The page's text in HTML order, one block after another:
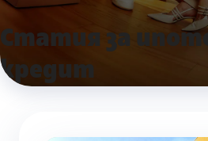
Статия за
кредит